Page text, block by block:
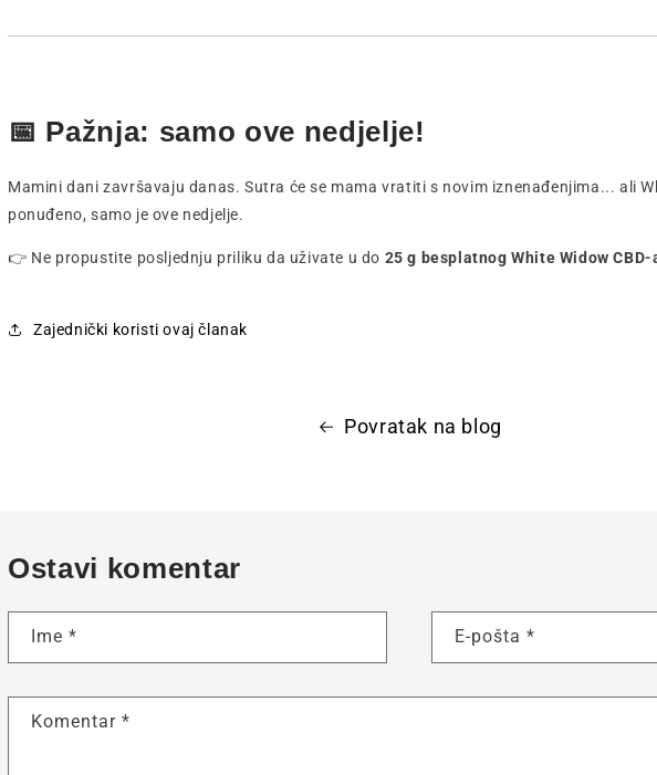
📅 Pažnja: samo ove nedjelje!
Mamini dani završavaju danas. Sutra će se mama vratiti s novim iznenađenjima... ali
ponuđeno, samo je ove nedjelje.
👉 Ne propustite posljednju priliku da uživate u do 25 g besplatnog White Widow CBD-
Zajednički koristi ovaj članak
Povratak na blog
Ostavi komentar
Ime * E-pošta *
Komentar *